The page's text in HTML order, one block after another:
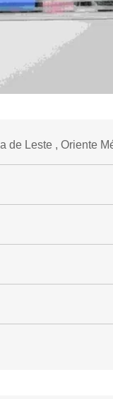
Leste , Oriente